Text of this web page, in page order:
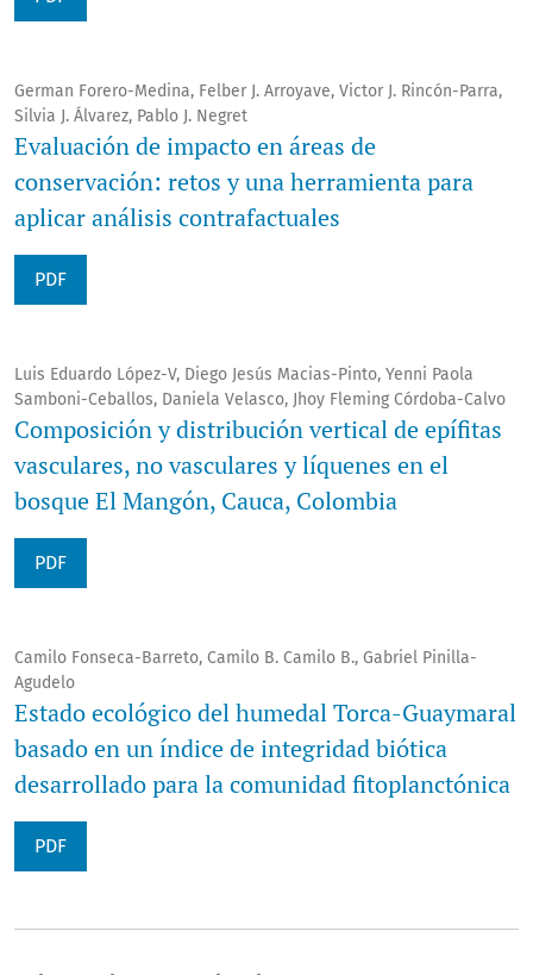
German Forero-Medina, Felber J. Arroyave, Victor J. Rincón-Parra,
Silvia J. Álvarez, Pablo J. Negret
Evaluación de impacto en áreas de
conservación: retos y una herramienta para
aplicar análisis contrafactuales
PDF
Luis Eduardo López-V, Diego Jesús Macias-Pinto, Yenni Paola
Samboni-Ceballos, Daniela Velasco, Jhoy Fleming Córdoba-Calvo
Composición y distribución vertical de epífitas
vasculares, no vasculares y líquenes en el
bosque El Mangón, Cauca, Colombia
PDF
Camilo Fonseca-Barreto, Camilo B. Camilo B., Gabriel Pinilla-
Agudelo
Estado ecológico del humedal Torca-Guaymaral
basado en un índice de integridad biótica
desarrollado para la comunidad fitoplanctónica
PDF